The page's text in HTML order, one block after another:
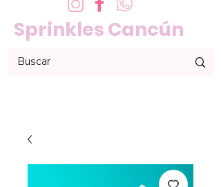
Sprinkles Cancún